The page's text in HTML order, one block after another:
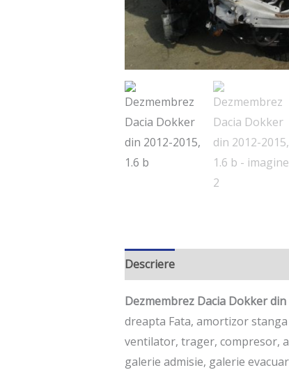
Descriere
Dezmembrez Dacia Dokker din
dreapta Fata, amortizor
ventilator, trager, compresor,
galerie admisie, galerie